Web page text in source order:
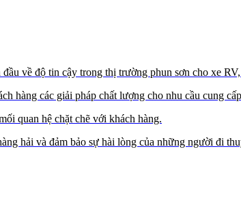
về độ tin cậy trong thị trường phun sơn cho xe
hàng các giải pháp chất lượng cho nhu cầu cung
quan hệ chặt chẽ với khách hàng.
hải và đảm bảo sự hài lòng của những người đi